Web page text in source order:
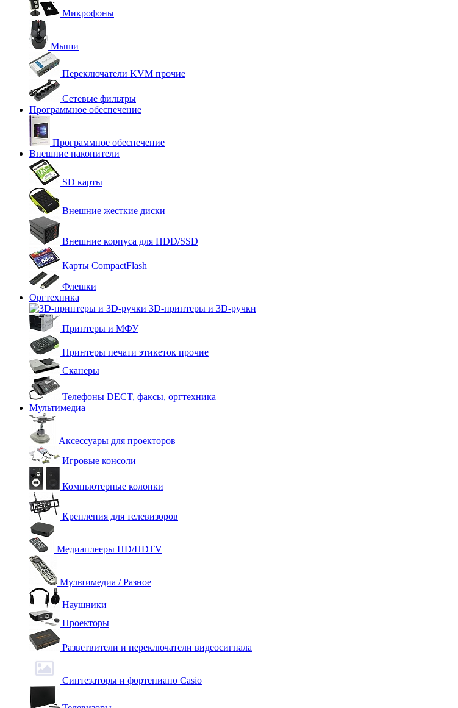
Микрофоны
Мыши
Переключатели KVM прочие
Сетевые фильтры
Программное обеспечение
Программное обеспечение
Внешние накопители
SD карты
Внешние жесткие диски
Внешние корпуса для HDD/SSD
Карты CompactFlash
Флешки
Оргтехника
3D-принтеры и 3D-ручки
Принтеры и МФУ
Принтеры печати этикеток прочие
Сканеры
Телефоны DECT, факсы, оргтехника
Мультимедиа
Аксессуары для проекторов
Игровые консоли
Компьютерные колонки
Крепления для телевизоров
Медиаплееры HD/HDTV
Мультимедиа / Разное
Наушники
Проекторы
Разветвители и переключатели видеосигнала
Синтезаторы и фортепиано Casio